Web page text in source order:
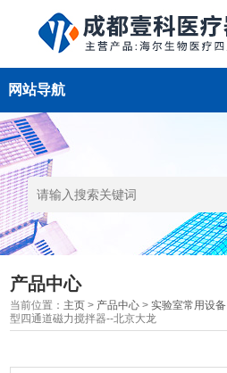
网站导航
产品中心
当前位置： 主页 > 产品中心 >实验室常用设备
型四通道磁力搅拌器--北京大龙